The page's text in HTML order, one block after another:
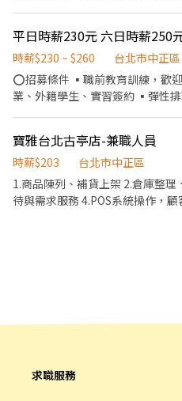
現作提供美味可口的日本國民美
餐環境、熱情用心的服務態度、平
受用餐的樂趣。
07:30～14:00 09:30～15:00 15:00
時薪$230 ~ $260
台北市中正區
⭕招募條件 ▪職前教育訓練，歡
業、外籍學生、實習簽約 ▪彈性
整理→料理製作→提供餐點→餐具清洗
福利 ▪生日禮券 ▪不定期活動競
班費按每分鐘計算 ⭕企業魅力 ▪「以人為本」注重團隊合作及交
流，採納同仁的意見，提升參與
寶雅台北古亭店-兼職人員
時薪$203
台北市中正區
1.商品陳列、補貨上架 2.倉庫整
待與需求服務 4.POS系統操作，
求職服務